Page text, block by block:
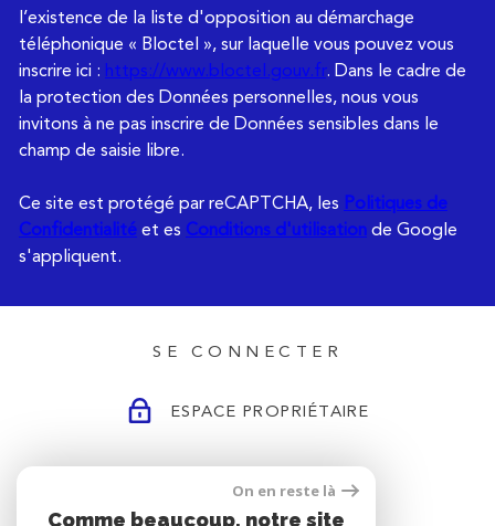
l’existence de la liste d'opposition au démarchage
téléphonique « Bloctel », sur laquelle vous pouvez vous
inscrire ici : https://www.bloctel.gouv.fr. Dans le cadre de
la protection des Données personnelles, nous vous
invitons à ne pas inscrire de Données sensibles dans le
champ de saisie libre.
Ce site est protégé par reCAPTCHA, les Politiques de
Confidentialité et es Conditions d'utilisation de Google
s'appliquent.
SE CONNECTER
ESPACE PROPRIÉTAIRE
On en reste là
Comme beaucoup, notre site